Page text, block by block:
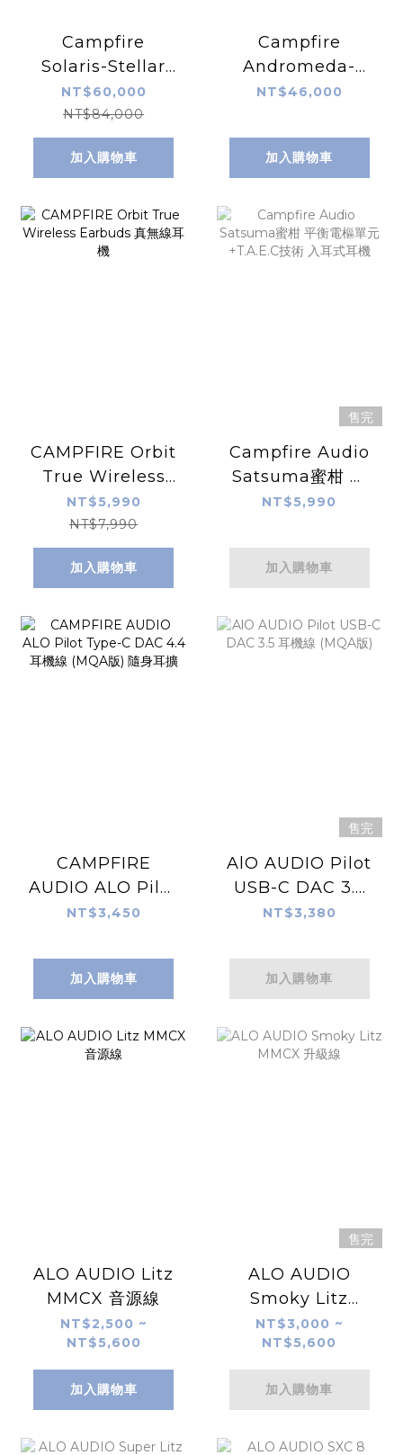
Campfire
Solaris-Stellar
Horizon 黃金太陽
恆星地平線
NT$60,000
NT$84,000
加入購物車
Campfire
Andromeda-
Emerald Sea 綠
NT$46,000
加入購物車
CAMPFIRE Orbit
True Wireless
Earbuds 真無線耳
機
NT$5,990
NT$7,990
加入購物車
售完
Campfire Audio
Satsuma蜜柑 平
衡電樞單元
式耳機
NT$5,990
加入購物車
CAMPFIRE
AUDIO ALO Pilot
Type-C DAC 4.4
隨身耳擴
NT$3,450
加入購物車
售完
AlO AUDIO Pilot
USB-C DAC 3.5
耳機線 (MQA版)
NT$3,380
加入購物車
ALO AUDIO Litz
MMCX 音源線
NT$2,500 ~
NT$5,600
加入購物車
售完
ALO AUDIO
Smoky Litz
MMCX 升級線
NT$3,000 ~
NT$5,600
加入購物車